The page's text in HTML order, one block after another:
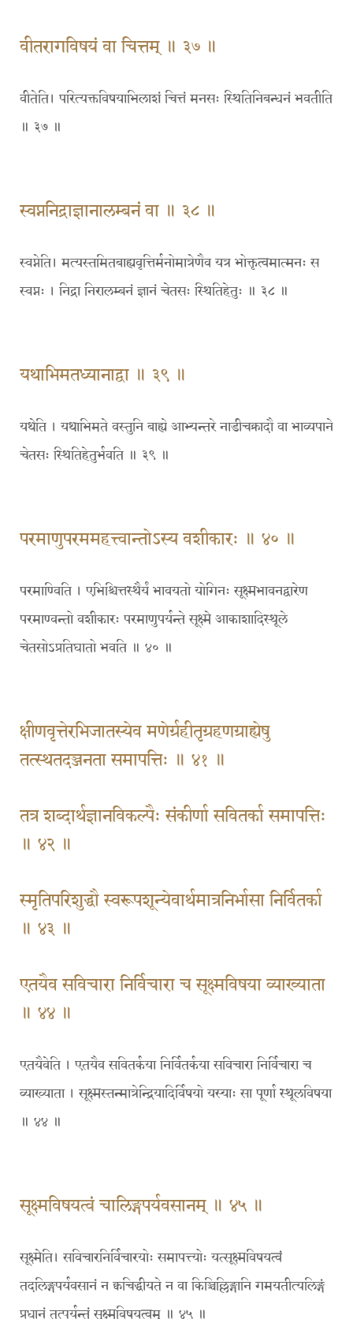
वीतरागविषयं वा चित्तम् ॥ ३७ ॥
वीतेति। परित्यक्तविषयाभिलाशं चित्तं मनसः स्थितिनिबन्धनं भवतीति
॥ ३७ ॥
स्वप्ननिद्राज्ञानालम्बनं वा ॥ ३८ ॥
स्वप्नेति। मत्यस्तमितबाह्यवृत्तिर्मनोमात्रेणैव यत्र भोक्तृत्वमात्मनः स
स्वप्नः । निद्रा निरालम्बनं ज्ञानं चेतसः स्थितिहेतुः ॥ ३८ ॥
यथाभिमतध्यानाद्वा ॥ ३९ ॥
यथेति । यथाभिमते वस्तुनि बाह्ये आभ्यन्तरे नाडीचक्रादौ वा भाव्यपाने
चेतसः स्थितिहेतुर्भवति ॥ ३९ ॥
परमाणुपरममहत्त्वान्तोऽस्य वशीकारः ॥ ४० ॥
परमाण्विति । एभिश्चित्तस्थैर्यं भावयतो योगिनः सूक्ष्मभावनद्वारेण
परमाण्वन्तो वशीकारः परमाणुपर्यन्ते सूक्ष्मे आकाशादिस्थूले
चेतसोऽप्रतिघातो भवति ॥ ४० ॥
क्षीणवृत्तेरभिजातस्येव मणेर्ग्रहीतृग्रहणग्राह्येषु
तत्स्थतदञ्जनता समापत्तिः ॥ ४१ ॥
तत्र शब्दार्थज्ञानविकल्पैः संकीर्णा सवितर्का समापत्तिः
॥ ४२ ॥
स्मृतिपरिशुद्धौ स्वरूपशून्येवार्थमात्रनिर्भासा निर्वितर्का
॥ ४३ ॥
एतयैव सविचारा निर्विचारा च सूक्ष्मविषया व्याख्याता
॥ ४४ ॥
एतयैवेति । एतयैव सवितर्कया निर्वितर्कया सविचारा निर्विचारा च
व्याख्याता । सूक्ष्मस्तन्मात्रेन्द्रियादिर्विषयो यस्याः सा पूर्णा स्थूलविषया
॥ ४४ ॥
सूक्ष्मविषयत्वं चालिङ्गपर्यवसानम् ॥ ४५ ॥
सूक्ष्मेति। सविचारनिर्विचारयोः समापत्त्योः यत्सूक्ष्मविषयत्वं
तदलिङ्गपर्यवसानं न क्वचिद्धीयते न वा किञ्चिल्लिङ्गानि गमयतीत्यलिङ्गं
प्रधानं तत्पर्यन्तं सूक्ष्मविषयत्वम् ॥ ४५ ॥